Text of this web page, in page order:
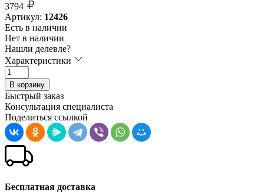
3794
Артикул: 12426
Есть в наличии
Нет в наличии
Нашли делевле?
Характеристики
В корзину
Быстрый заказ
Консультация специалиста
Поделиться ссылкой
Бесплатная доставка